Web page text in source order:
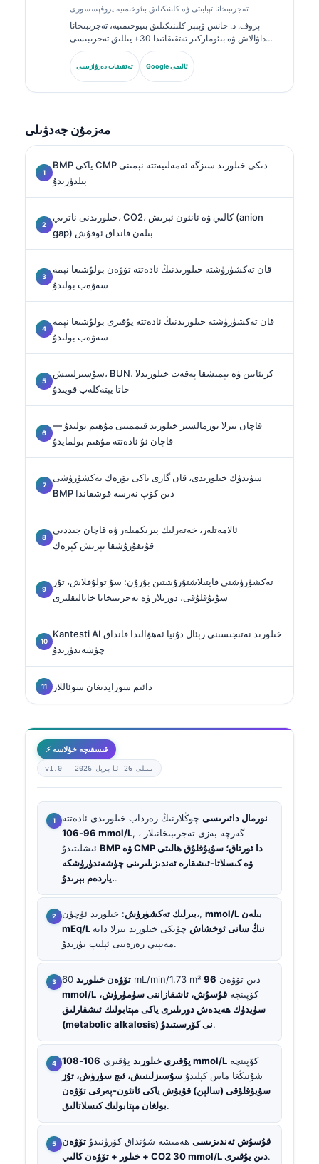
تەجرىبىخانا تېبابىتى ۋە كلىنىكىلىق بىئوخىمىيە پروفېسسورى
پروف. د. خانس ۋېبېر كلىنىكىلىق بىيوخىمىيە، تەجرىبىخانا
داۋالاش ۋە بىئوماركىر تەتقىقاتىدا 30+ يىللىق تەجرىبىسى
بىلەن تونۇلغان. گېرمانىيە كلىنىكىلىق خىمىيە جەمئىيىتىنىڭ
سابىق رەئىسى بولغان ئۇ دىئاگنوز گۇرۇپپا تەھلىلى،
بىئوماركىرنى ئۆلچەملەشتۈرۈش ۋە AI ياردەملىك تەجرىبىخانا
تەتقىقات دەرۋازىسى Google ئالىمى
مەزمۇن جەدۋىلى
BMP ياكى CMP دىكى خىلورىد سىزگە ئەمەلىيەتتە نېمىنى
بىلدۈرىدۇ
خىلورىدنى ناترىي، CO2، كالىي ۋە ئانئون ئېرىش (anion
gap) بىلەن قانداق ئوقۇش
قان تەكشۈرۈشتە خىلورىدنىڭ ئادەتتە تۆۋەن بولۇشىغا نېمە
سەۋەب بولىدۇ
قان تەكشۈرۈشتە خىلورىدنىڭ ئادەتتە يۇقىرى بولۇشىغا نېمە
سەۋەب بولىدۇ
سۇسىزلىنىش، BUN، كرىئاتىن ۋە نېمىشقا پەقەت خىلورىدلا
خاتا يېتەكلەپ قويىدۇ
قاچان بىرلا نورمالسىز خىلورىد قىممىتى مۇھىم بولىدۇ —
قاچان ئۇ ئادەتتە مۇھىم بولمايدۇ
سۈيدۈك خىلورىدى، قان گازى ياكى بۆرەك تەكشۈرۈشى
BMP دىن كۆپ نەرسە قوشقاندا
ئالامەتلەر، خەتەرلىك بىرىكمىلەر ۋە قاچان جىددىي
قۇتقۇزۇشقا بېرىش كېرەك
تەكشۈرۈشنى قايتىلاشتۇرۇشتىن بۇرۇن: سۇ تولۇقلاش، تۇز
سۇيۇقلۇقى، دورىلار ۋە تەجرىبىخانا خاتالىقلىرى
Kantesti AI خىلورىد نەتىجىسىنى رېئال دۇنيا ئەھۋالىدا قانداق
چۈشەندۈرىدۇ
دائىم سورايدىغان سوئاللار
⚡ قىسقىچە خۇلاسە
v1.0 — 2026-يىلى 26-ئاپرېل
نورمال دائىرىسى چوڭلارنىڭ زەرداب خىلورىدى ئادەتتە
96-106 mmol/L, ، گەرچە بەزى تەجرىبىخانىلار
BMP ۋە CMP دا ئورتاق؛ سۇيۇقلۇق ھالىتى
ۋە كىسلاتا-ئىشقارە ئەندىزىلىرىنى چۈشەندۈرۈشكە
ياردەم بېرىدۇ..
بىرلىك تەكشۈرۈش: خىلورىد ئۈچۈن،, mmol/L بىلەن
mEq/L نىڭ سانى ئوخشاش چۈنكى خىلورىد بىرلا دانە
مەنپىي زەرەتنى ئېلىپ يۈرىدۇ.
تۆۋەن خىلورىد 60 mL/min/1.73 m² دىن تۆۋەن 96
mmol/L
كۆپىنچە قۇسۇش، ئاشقازاننى سۈمۈرۈش،
سۈيدۈك ھەيدەش دورىلىرى ياكى مېتابولىك ئىشقارلىق
(metabolic alkalosis) نى كۆرسىتىدۇ.
يۇقىرى خىلورىد يۇقىرى 106-108 mmol/L
شۇنىڭغا ماس كېلىدۇ سۇسىزلىنىش، ئىچ سۈرۈش، تۇز
سۇيۇقلۇقى (سالېن) قۇيۇش ياكى ئانئون-پەرقى تۆۋەن
بولغان مېتابولىك كىسلاتالىق.
قۇسۇش ئەندىزىسى ھەمىشە شۇنداق كۆرۈنىدۇ تۆۋەن
خىلور + تۆۋەن كالىي + CO2 30 mmol/L دىن يۇقىرى.